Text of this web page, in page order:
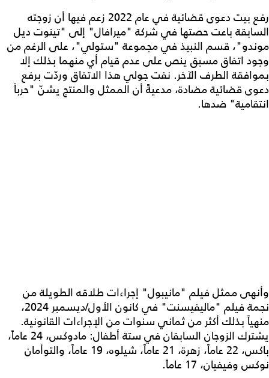
رفع بيت دعوى قضائية في عام 2022 زعم فيها أن زوجته
السابقة باعت حصتها في شركة "ميرافال" إلى "تينوت ديل
موندو"، قسم النبيذ في مجموعة "ستولي"، على الرغم من
وجود اتفاق مسبق ينص على عدم قيام أي منهما بذلك إلا
بموافقة الطرف الآخر. نفت جولي هذا الاتفاق وردّت برفع
دعوى قضائية مضادة، مدعيةً أن الممثل والمنتج يشنّ "حرباً
انتقامية" ضدها.
وأنهى ممثل فيلم "مانيبول" إجراءات طلاقه الطويلة من
نجمة فيلم "ماليفيسنت" في كانون الأول/ديسمبر 2024،
منهياً بذلك أكثر من ثماني سنوات من الإجراءات القانونية.
يشترك الزوجان السابقان في ستة أطفال: مادوكس، 24 عاماً،
باكس، 22 عاماً، زهرة، 21 عاماً، شيلوه، 19 عاماً، والتوأمان
نوكس وفيفيان، 17 عاماً.